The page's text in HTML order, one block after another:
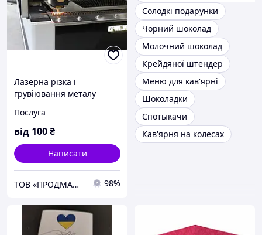
Лазерна різка і
грувіювання металу
Послуга
від 100₴
Написати
ТОВ «ПРОДМАШ МВ» 98%
Солодкі подарунки
Чорний шоколад
Молочний шоколад
Крейдяної штендер
Меню для кав'ярні
Шоколадки
Спотыкачи
Кав'ярня на колесах